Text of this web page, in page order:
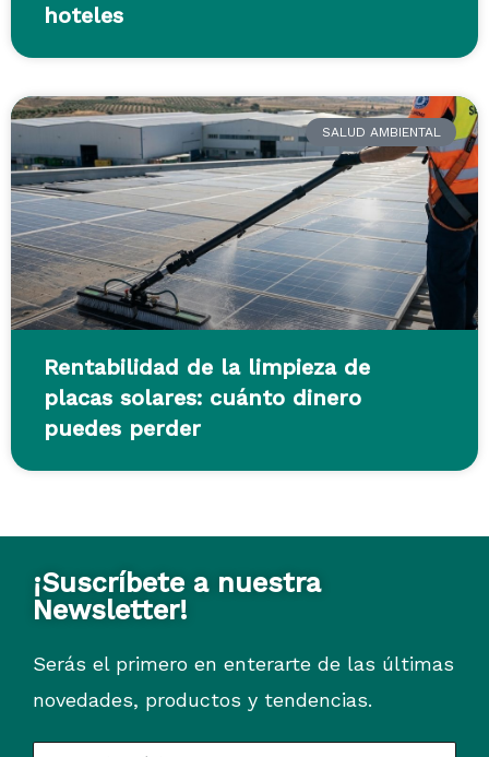
hoteles
SALUD AMBIENTAL
Rentabilidad de la limpieza de
placas solares: cuánto dinero
puedes perder
¡Suscríbete a nuestra
Newsletter!
Serás el primero en enterarte de las últimas
novedades, productos y tendencias.